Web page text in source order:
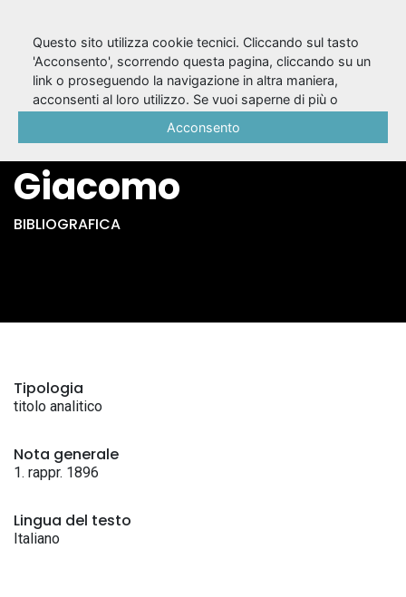
A "San Francisco" /
Salvatore Di
Giacomo
BIBLIOGRAFICA
Tipologia
titolo analitico
Nota generale
1. rappr. 1896
Lingua del testo
Italiano
Questo sito utilizza cookie tecnici. Cliccando sul tasto
'Acconsento', scorrendo questa pagina, cliccando su un
link o proseguendo la navigazione in altra maniera,
acconsenti al loro utilizzo. Se vuoi saperne di più o
Acconsento